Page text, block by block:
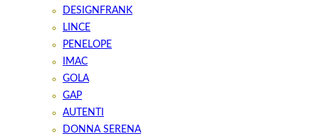
DESIGNFRANK
LINCE
PENELOPE
IMAC
GOLA
GAP
AUTENTI
DONNA SERENA